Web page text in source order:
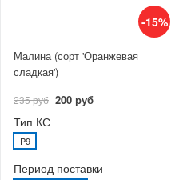
-15%
Малина (сорт 'Оранжевая
сладкая')
235 руб 200 руб
Тип КС
P9
Период поставки